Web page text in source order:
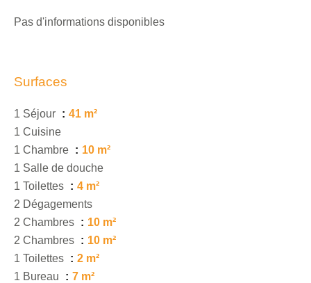
Pas d'informations disponibles
Surfaces
1 Séjour
41 m²
1 Cuisine
1 Chambre
10 m²
1 Salle de douche
1 Toilettes
4 m²
2 Dégagements
2 Chambres
10 m²
2 Chambres
10 m²
1 Toilettes
2 m²
1 Bureau
7 m²